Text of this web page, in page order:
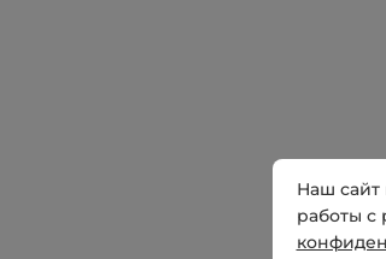
Наш сайт
работы с